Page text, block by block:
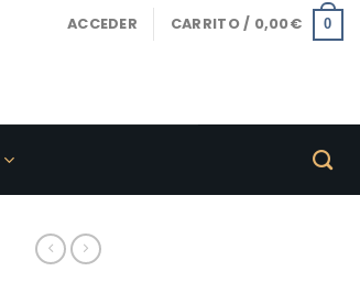
ACCEDER CARRITO / 0,00€ 0